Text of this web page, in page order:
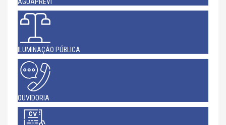
AGUAPREVI
ILUMINAÇÃO PÚBLICA
OUVIDORIA